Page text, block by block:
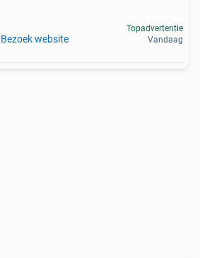
Bezoek website
Topadvertentie
Vandaag